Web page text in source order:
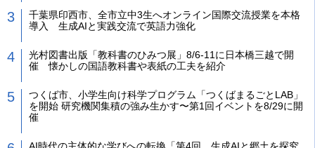
千葉県印西市、全市立中3生へオンライン国際交流授業を本格
導入 生成AIと実践交流で英語力強化
光村図書出版「教科書のひみつ展」8/6-11に日本橋三越で開
催 懐かしの国語教科書や表紙の工夫を紹介
つくば市、小学生向け科学プログラム「つくばまるごとLAB」
を開始 研究機関集積の強み生かす〜第1回イベントを8/29に開
催